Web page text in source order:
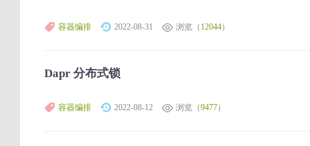
容器编排 2022-08-31 浏览（ 12044）
Dapr 分布式锁
容器编排 2022-08-12 浏览（9477）